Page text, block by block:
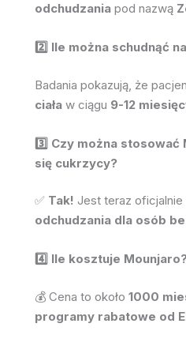
odchudzania pod nazwą
2️⃣ Ile można schudnąć
Badania pokazują, że
ciała w ciągu 9-12
3️⃣ Czy można
się cukrzycy?
✅ Tak! Jest teraz
odchudzania dla osób
4️⃣ Ile kosztuje Mounjaro?
💰 Cena to około 1000
programy rabatowe od